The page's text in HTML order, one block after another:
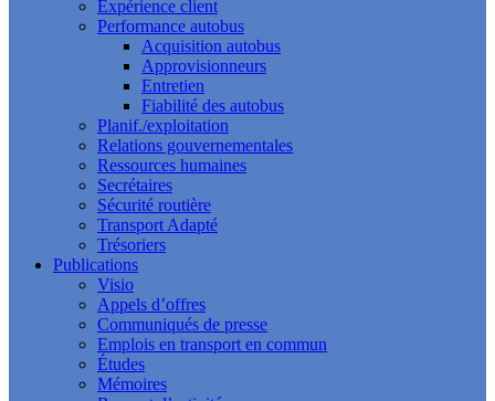
Expérience client
Performance autobus
Acquisition autobus
Approvisionneurs
Entretien
Fiabilité des autobus
Planif./exploitation
Relations gouvernementales
Ressources humaines
Secrétaires
Sécurité routière
Transport Adapté
Trésoriers
Publications
Visio
Appels d’offres
Communiqués de presse
Emplois en transport en commun
Études
Mémoires